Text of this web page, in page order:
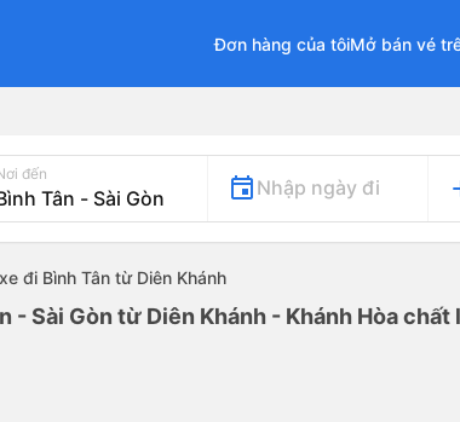
Đơn hàng của tôiMở bán vé
đến
Nhập ngày đi
xe đi Bình Tân từ Diên Khánh
- Sài Gòn từ Diên Khánh - Khánh Hòa